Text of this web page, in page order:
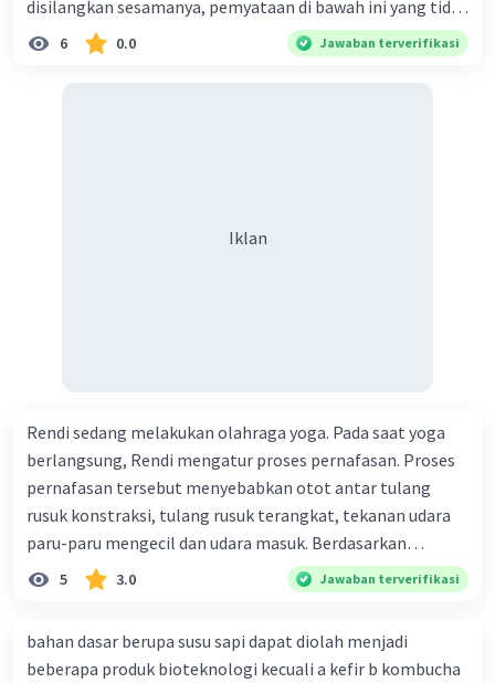
disilangkan sesamanya, pemyataan di bawah ini yang tidak
benar mengenai keturunan yang dihasilkan dari
6 0.0 Jawaban terverifikasi
Iklan
Rendi sedang melakukan olahraga yoga. Pada saat yoga
berlangsung, Rendi mengatur proses pernafasan. Proses
pernafasan tersebut menyebabkan otot antar tulang
rusuk konstraksi, tulang rusuk terangkat, tekanan udara
paru-paru mengecil dan udara masuk. Berdasarkan
informasi tersebut, dapat disimpulkan bahwa Rendi
sedang melakukan proses pernafasan....
5 3.0 Jawaban terverifikasi
bahan dasar berupa susu sapi dapat diolah menjadi
beberapa produk bioteknologi kecuali a kefir b kombucha